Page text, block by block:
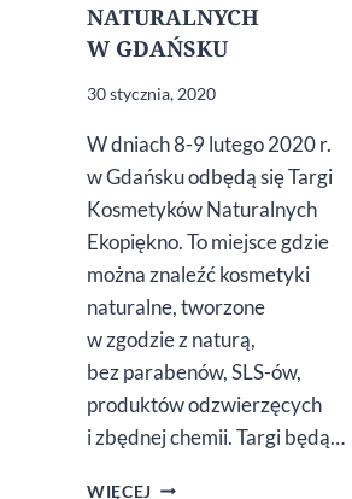
NATURALNYCH
W GDAŃSKU
30 stycznia, 2020
W dniach 8-9 lutego 2020 r.
w Gdańsku odbędą się Targi
Kosmetyków Naturalnych
Ekopiękno. To miejsce gdzie
można znaleźć kosmetyki
naturalne, tworzone
w zgodzie z naturą,
bez parabenów, SLS-ów,
produktów odzwierzęcych
i zbędnej chemii. Targi będą…
WIĘCEJ EKOPIĘKNO.